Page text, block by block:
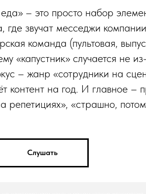
– это просто набор
звучат месседжи
команда (пультовая,
«капустник» случается не
– жанр «сотрудники на
контент на год. И главное –
«страшно,
Слушать